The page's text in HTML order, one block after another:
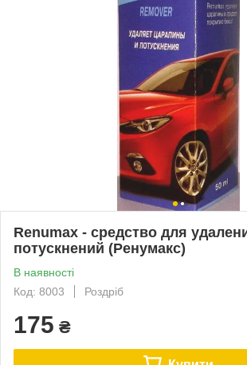
Renumax - средство для
потускнений (Ренумакс)
В наявності
Код: 8003
Роздріб
175 ₴